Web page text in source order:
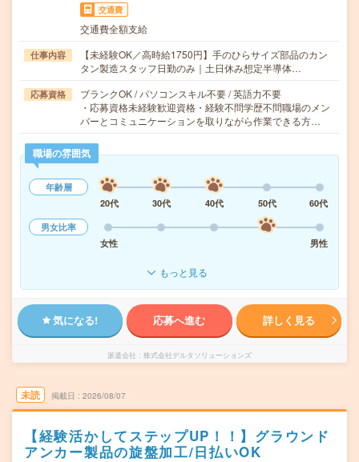
交通費
交通費全額支給
仕事内容
【未経験OK／高時給1750円】手のひらサイズ部品のカン
タン製造スタッフ日勤のみ｜土日休み想定半導体…
応募資格
ブランクOK / パソコンスキル不要 / 英語力不要
・応募資格未経験歓迎資格・経験不問学歴不問職場のメン
バーとコミュニケーションを取りながら作業できる方…
職場の雰囲気
年齢層
20代
30代 40代 50代
60代
男女比率
女性
男性
もっと見る
気になる! 応募へ進む 詳しく見る
派遣会社 株式会社デルタソリューションズ
未読 掲載日 2026/08/07
【経験活かしてステップUP！！】グラウンド
アンカー製品の旋盤加工/日払いOK